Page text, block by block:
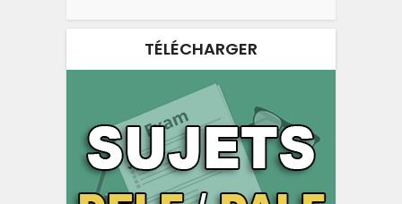
TÉLÉCHARGER